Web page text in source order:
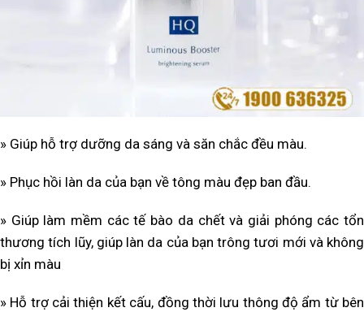
» Giúp hỗ trợ dưỡng da sáng và săn chắc đều màu.
» Phục hồi làn da của bạn về tông màu đẹp ban đầu.
» Giúp làm mềm các tế bào da chết và giải phóng các tổn
thương tích lũy, giúp làn da của bạn trông tươi mới và không
bị xỉn màu
» Hỗ trợ cải thiện kết cấu, đồng thời lưu thông độ ẩm từ bên